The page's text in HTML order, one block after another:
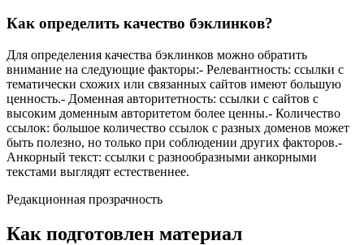
Как определить качество бэклинков?
Для определения качества бэклинков можно обратить
внимание на следующие факторы:- Релевантность: ссылки с
тематически схожих или связанных сайтов имеют большую
ценность.- Доменная авторитетность: ссылки с сайтов с
высоким доменным авторитетом более ценны.- Количество
ссылок: большое количество ссылок с разных доменов может
быть полезно, но только при соблюдении других факторов.-
Анкорный текст: ссылки с разнообразными анкорными
текстами выглядят естественнее.
Редакционная прозрачность
Как подготовлен материал